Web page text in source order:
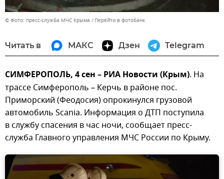
© Фото: пресс-служба МЧС Крыма Перейти в фотобанк
Читать в МАКС Дзен Telegram
СИМФЕРОПОЛЬ, 4 сен – РИА Новости (Крым). На
трассе Симферополь – Керчь в районе пос.
Приморский (Феодосия) опрокинулся грузовой
автомобиль Scania. Информация о ДТП поступила
в службу спасения в час ночи, сообщает пресс-
служба Главного управления МЧС России по Крыму.